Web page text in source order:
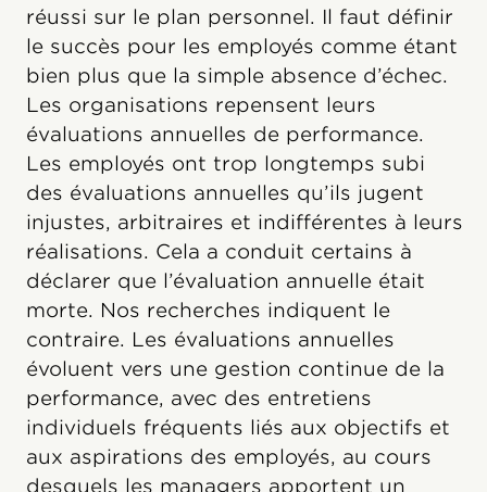
réussi sur le plan personnel. Il faut définir
le succès pour les employés comme étant
bien plus que la simple absence d’échec.
Les organisations repensent leurs
évaluations annuelles de performance.
Les employés ont trop longtemps subi
des évaluations annuelles qu’ils jugent
injustes, arbitraires et indifférentes à leurs
réalisations. Cela a conduit certains à
déclarer que l’évaluation annuelle était
morte. Nos recherches indiquent le
contraire. Les évaluations annuelles
évoluent vers une gestion continue de la
performance, avec des entretiens
individuels fréquents liés aux objectifs et
aux aspirations des employés, au cours
desquels les managers apportent un